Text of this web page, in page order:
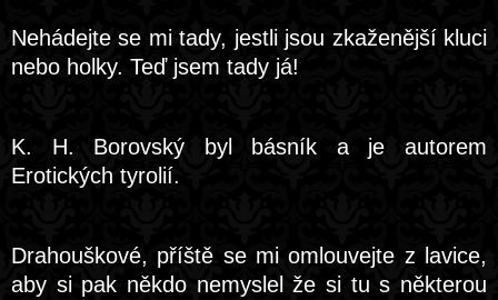
Nehádejte se mi tady, jestli jsou zkaženější kluci
nebo holky. Teď jsem tady já!
K. H. Borovský byl básník a je autorem
Erotických tyrolií.
Drahouškové, příště se mi omlouvejte z lavice,
aby si pak někdo nemyslel že si tu s některou